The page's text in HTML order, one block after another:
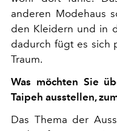
anderen Modehaus
den Kleidern und in
dadurch fügt es sich
Traum.
Was möchten Sie
Taipeh ausstellen,
Das Thema der